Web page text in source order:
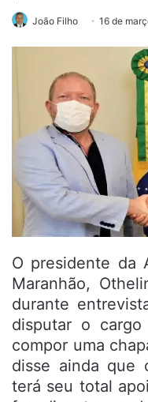
João Filho 16 de
O presidente da
Maranhão,
durante
disputar o
compor uma
disse ainda que
terá seu total